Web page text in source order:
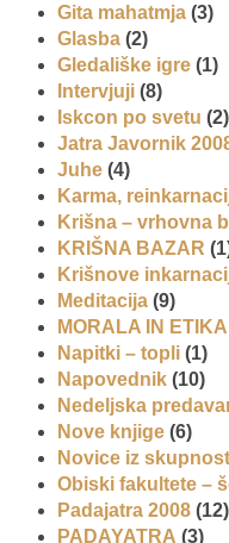
Gita mahatmja (3)
Glasba (2)
Gledališke igre (1)
Intervjuji (8)
Iskcon po svetu (2)
Jatra Javornik
Juhe (4)
Karma,
Krišna – vrhovna
KRIŠNA BAZAR
Krišnove
Meditacija (9)
MORALA IN ETIKA
Napitki – topli (1)
Napovednik (10)
Nedeljska
Nove knjige (6)
Novice iz
Obiski fakultete –
Padajatra 2008 (12)
PADAYATRA (3)